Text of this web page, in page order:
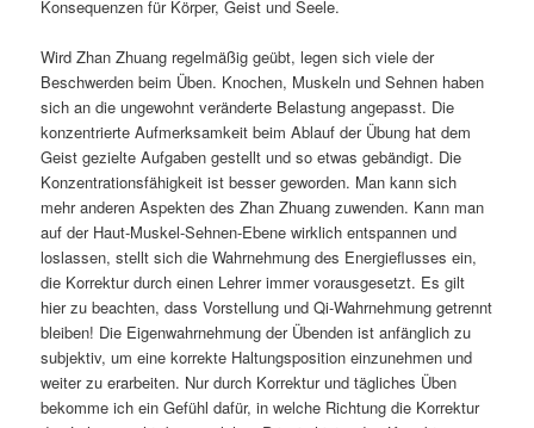
Konsequenzen für Körper, Geist und Seele.
Wird Zhan Zhuang regelmäßig geübt, legen sich viele der
Beschwerden beim Üben. Knochen, Muskeln und Sehnen haben
sich an die ungewohnt veränderte Belastung angepasst. Die
konzentrierte Aufmerksamkeit beim Ablauf der Übung hat dem
Geist gezielte Aufgaben gestellt und so etwas gebändigt. Die
Konzentrationsfähigkeit ist besser geworden. Man kann sich
mehr anderen Aspekten des Zhan Zhuang zuwenden. Kann man
auf der Haut-Muskel-Sehnen-Ebene wirklich entspannen und
loslassen, stellt sich die Wahrnehmung des Energieflusses ein,
die Korrektur durch einen Lehrer immer vorausgesetzt. Es gilt
hier zu beachten, dass Vorstellung und Qi-Wahrnehmung getrennt
bleiben! Die Eigenwahrnehmung der Übenden ist anfänglich zu
subjektiv, um eine korrekte Haltungsposition einzunehmen und
weiter zu erarbeiten. Nur durch Korrektur und tägliches Üben
bekomme ich ein Gefühl dafür, in welche Richtung die Korrektur